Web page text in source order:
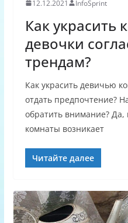
12.12.2021 InfoSprint
Как украсить
девочки
трендам?
Как украсить девичью
отдать предпочтение?
обратить внимание?
комнаты возникает
Читайте далее